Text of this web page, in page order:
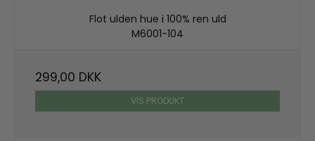
Flot ulden hue i 100% ren uld
M6001-104
299,00 DKK
VIS PRODUKT